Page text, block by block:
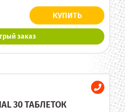
КУПИТЬ
заказ
30 ТАБЛЕТОК